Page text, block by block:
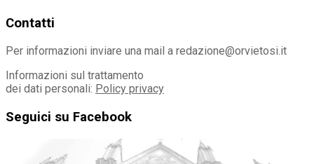
Contatti
Per informazioni inviare una mail a redazione@orvietosi.it
Informazioni sul trattamento
dei dati personali: Policy privacy
Seguici su Facebook